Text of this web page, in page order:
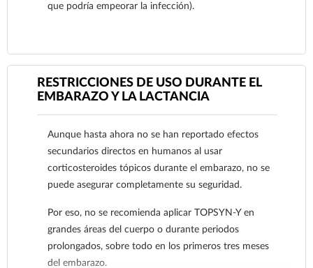
que podría empeorar la infección).
Ver más
RESTRICCIONES DE USO DURANTE EL
EMBARAZO Y LA LACTANCIA
Aunque hasta ahora no se han reportado efectos
secundarios directos en humanos al usar
corticosteroides tópicos durante el embarazo, no se
puede asegurar completamente su seguridad.
Por eso, no se recomienda aplicar TOPSYN-Y en
grandes áreas del cuerpo o durante periodos
prolongados, sobre todo en los primeros tres meses
del embarazo.